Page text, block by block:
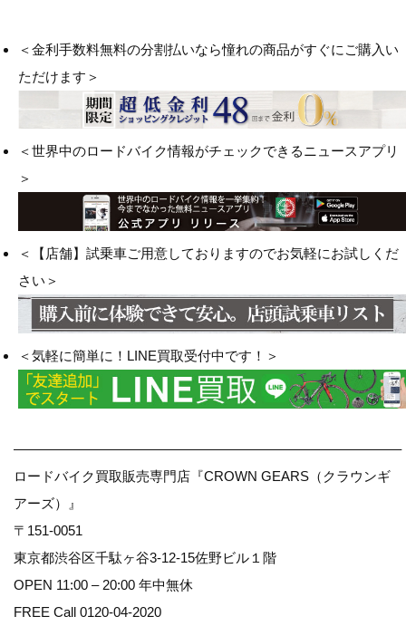
＜金利手数料無料の分割払いなら憧れの商品がすぐにご購入い
ただけます＞
＜世界中のロードバイク情報がチェックできるニュースアプリ
＞
＜【店舗】試乗車ご用意しておりますのでお気軽にお試しくだ
さい＞
＜気軽に簡単に！LINE買取受付中です！＞
————————————————————————————–
ロードバイク買取販売専門店『CROWN GEARS（クラウンギ
アーズ）』
〒151-0051
東京都渋谷区千駄ヶ谷3-12-15佐野ビル１階
OPEN 11:00 – 20:00 年中無休
FREE Call 0120-04-2020